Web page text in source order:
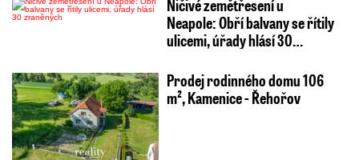
Ničivé zemětřesení u
Neapole: Obří balvany se řítily
ulicemi, úřady hlásí 30…
Prodej rodinného domu 106
m², Kamenice - Řehořov